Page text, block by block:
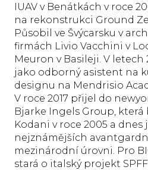
IUAV v Benátkách v roce
na rekonstrukci Ground
Působil ve Švýcarsku v
firmách Livio Vacchini v
Meuron v Basileji. V letech
jako odborný asistent na
designu na Mendrisio
V roce 2017 přijel do
Bjarke Ingels Group, která
Kodani v roce 2005 a dnes
nejznámějších
mezinárodní úrovni. Pro
stará o italský projekt